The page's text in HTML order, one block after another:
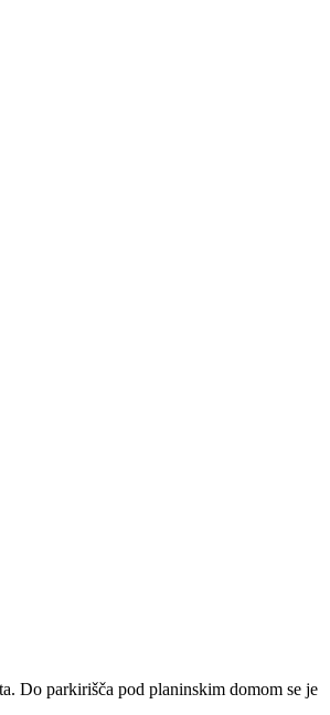
Do parkirišča pod planinskim domom se je